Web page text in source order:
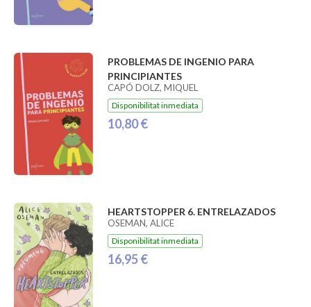
PROBLEMAS DE INGENIO PARA
PRINCIPIANTES
CAPÓ DOLZ, MIQUEL
Disponibilitat inmediata
10,80 €
HEARTSTOPPER 6. ENTRELAZADOS
OSEMAN, ALICE
Disponibilitat inmediata
16,95 €